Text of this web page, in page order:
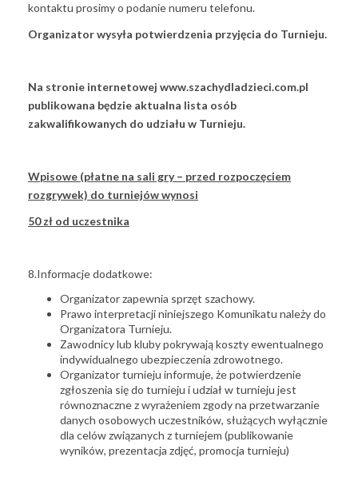
kontaktu prosimy o podanie numeru telefonu.
Organizator wysyła potwierdzenia przyjęcia do Turnieju.
Na stronie internetowej www.szachydladzieci.com.pl
publikowana będzie aktualna lista osób
zakwalifikowanych do udziału w Turnieju.
Wpisowe (płatne na sali gry – przed rozpoczęciem
rozgrywek) do turniejów wynosi
50 zł od uczestnika
8.Informacje dodatkowe:
Organizator zapewnia sprzęt szachowy.
Prawo interpretacji niniejszego Komunikatu należy do
Organizatora Turnieju.
Zawodnicy lub kluby pokrywają koszty ewentualnego
indywidualnego ubezpieczenia zdrowotnego.
Organizator turnieju informuje, że potwierdzenie
zgłoszenia się do turnieju i udział w turnieju jest
równoznaczne z wyrażeniem zgody na przetwarzanie
danych osobowych uczestników, służących wyłącznie
dla celów związanych z turniejem (publikowanie
wyników, prezentacja zdjęć, promocja turnieju)